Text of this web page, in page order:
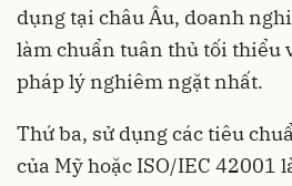
dụng tại châu Âu, doanh
làm chuẩn tuân thủ tối thiểu
pháp lý nghiêm ngặt nhất.
Thứ ba, sử dụng các tiêu
của Mỹ hoặc ISO/IEC 42001